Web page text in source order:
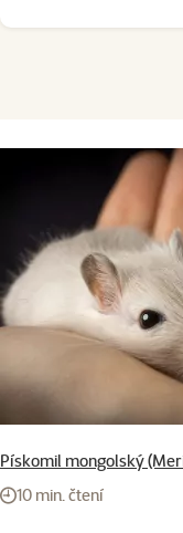
Pískomil mongolský
10 min. čtení